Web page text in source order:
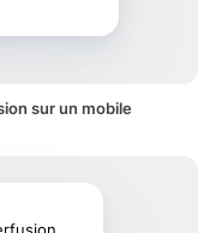
sur un mobile